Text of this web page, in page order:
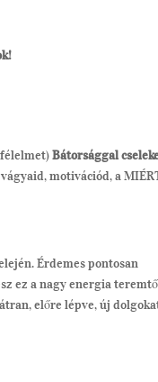
félelmet)Bátorsággal
motivációd, a
Érdemes pontosan
ez a nagy energia teremtő
előre lépve, új